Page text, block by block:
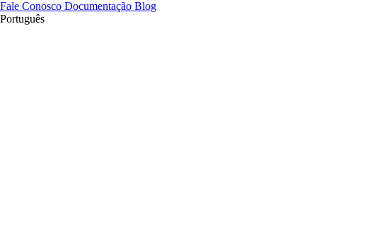
Fale Conosco Documentação Blog
Português